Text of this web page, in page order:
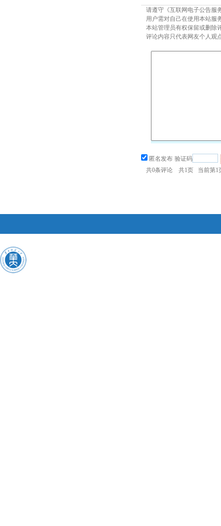
请遵守《互联网电子公告服
用户需对自己在使用本站服
本站管理员有权保留或删除
评论内容只代表网友个人观
匿名发布 验证码
共0条评论 共1页 当前第1